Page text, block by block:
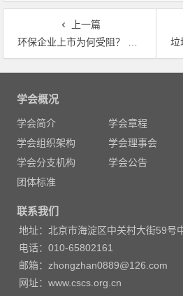
上一篇
环保企业上市为何受阻？ 不仅业绩要良好，合法合规性应引起关注
垃
文
学会概况
学会简介 学会章程
学会组织架构
学会理事会
学会分支机构
学会公告
团体标准
联系我们
地址：北京市海淀区中关村大街59号
电话：010-65802161
邮箱：zhongzhan0889@126.com
网址：www.cscs.org.cn